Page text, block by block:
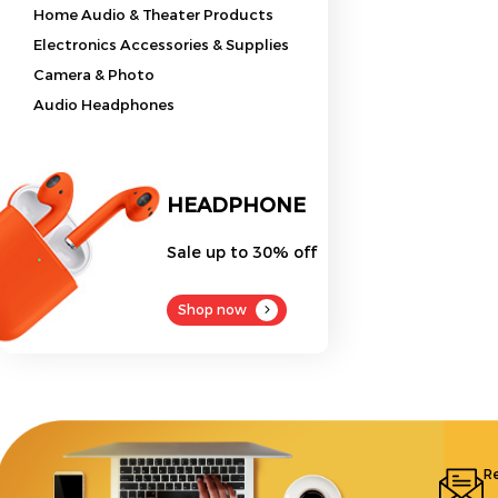
Home Audio & Theater Products
Electronics Accessories & Supplies
Camera & Photo
Audio Headphones
HEADPHONE
Sale up to 30% off
Shop now